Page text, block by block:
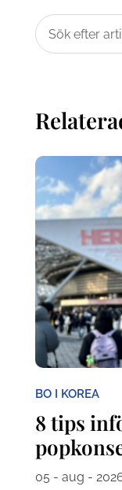
BO I KOREA
8 tips
05 - aug -